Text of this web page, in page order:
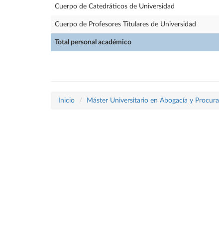
Total personal académico
Cuerpo de Catedráticos de Universidad
Cuerpo de Profesores Titulares de Universidad
Inicio Máster Universitario en Abogacía y Procura